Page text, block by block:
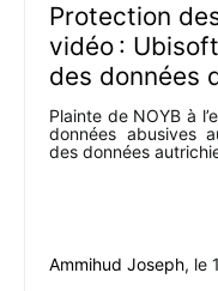
Protection
vidéo :
des données
Plainte de NOYB à
données abusives
des données
Ammihud Joseph, le